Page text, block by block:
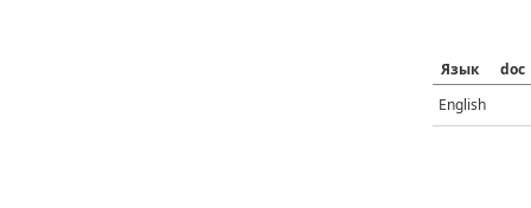
Язык
doc
English